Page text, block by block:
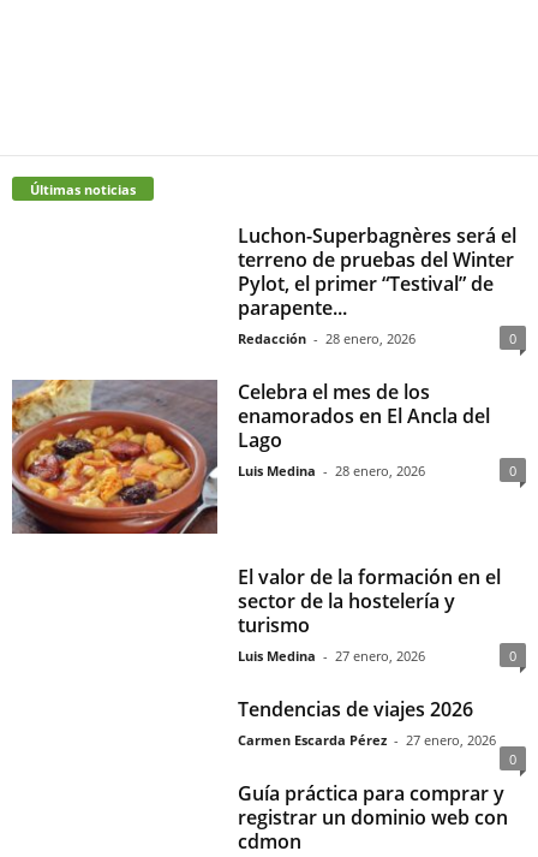
Últimas noticias
Luchon-Superbagnères será el
terreno de pruebas del Winter
Pylot, el primer “Testival” de
parapente...
Redacción - 28 enero, 2026 0
Celebra el mes de los
enamorados en El Ancla del
Lago
Luis Medina - 28 enero, 2026 0
El valor de la formación en el
sector de la hostelería y
turismo
Luis Medina - 27 enero, 2026 0
Tendencias de viajes 2026
Carmen Escarda Pérez - 27 enero, 2026
0
Guía práctica para comprar y
registrar un dominio web con
cdmon